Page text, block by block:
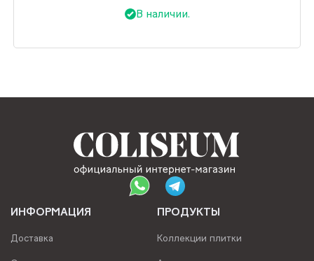
В наличии.
ИНФОРМАЦИЯ
Доставка
ПРОДУКТЫ
Коллекции плитки